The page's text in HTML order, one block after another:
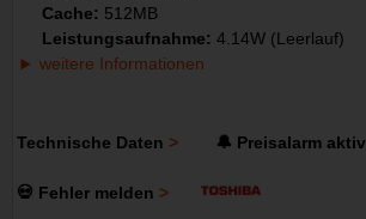
Cache: 512MB
Leistungsaufnahme: 4.14W (Leerlauf)
weitere Informationen
Technische Daten 🔔 Preisalarm
💀 Fehler melden